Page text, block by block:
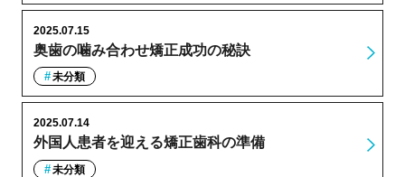
奥歯の噛み合わせ矯正成功の秘訣
2025.07.15
未分類
外国人患者を迎える矯正歯科の準備
2025.07.14
未分類